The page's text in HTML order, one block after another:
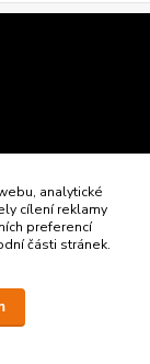
analytické
cílení reklamy
preferencí
části stránek.